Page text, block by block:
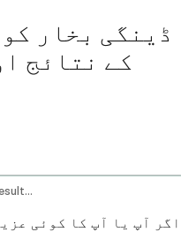
ڈینگی بخار
کے نتائج
Dengue Infection Lab Results And Symptom Evaluation
اگر آپ یا آپ کا کوئی